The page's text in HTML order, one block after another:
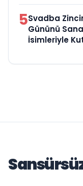
5Svadba
Gününü
İsimleriyle